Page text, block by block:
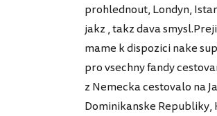
prohlednout, Londyn,
jakz , takz dava
mame k dispozici nake
pro vsechny fandy
z Nemecka cestovalo na
Dominikanske Republiky,